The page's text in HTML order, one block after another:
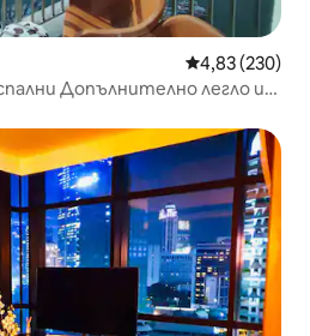
Средна
4,83 (230)
Допълнително легло и